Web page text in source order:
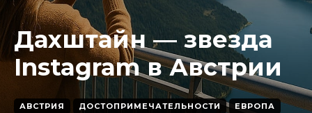
Дахштайн — звезда
Instagram в Австрии
АВСТРИЯ ДОСТОПРИМЕЧАТЕЛЬНОСТИ
ЕВРОПА